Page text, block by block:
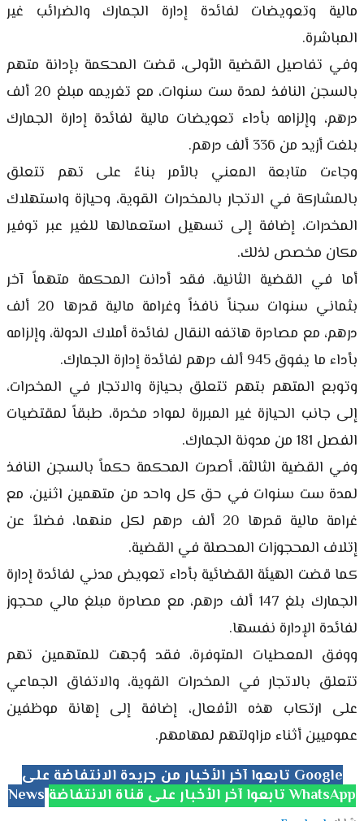
مالية وتعويضات لفائدة إدارة الجمارك والضرائب غير
المباشرة.
وفي تفاصيل القضية الأولى، قضت المحكمة بإدانة متهم
بالسجن النافذ لمدة ست سنوات، مع تغريمه مبلغ 20 ألف
درهم، وإلزامه بأداء تعويضات مالية لفائدة إدارة الجمارك
بلغت أزيد من 336 ألف درهم.
وجاءت متابعة المعني بالأمر بناءً على تهم تتعلق
بالمشاركة في الاتجار بالمخدرات القوية، وحيازة واستهلاك
المخدرات، إضافة إلى تسهيل استعمالها للغير عبر توفير
مكان مخصص لذلك.
أما في القضية الثانية، فقد أدانت المحكمة متهماً آخر
بثماني سنوات سجناً نافذاً وغرامة مالية قدرها 20 ألف
درهم، مع مصادرة هاتفه النقال لفائدة أملاك الدولة، وإلزامه
بأداء ما يفوق 945 ألف درهم لفائدة إدارة الجمارك.
وتوبع المتهم بتهم تتعلق بحيازة والاتجار في المخدرات،
إلى جانب الحيازة غير المبررة لمواد مخدرة، طبقاً لمقتضيات
الفصل 181 من مدونة الجمارك.
وفي القضية الثالثة، أصدرت المحكمة حكماً بالسجن النافذ
لمدة ست سنوات في حق كل واحد من متهمين اثنين، مع
غرامة مالية قدرها 20 ألف درهم لكل منهما، فضلاً عن
إتلاف المحجوزات المحصلة في القضية.
كما قضت الهيئة القضائية بأداء تعويض مدني لفائدة إدارة
الجمارك بلغ 147 ألف درهم، مع مصادرة مبلغ مالي محجوز
لفائدة الإدارة نفسها.
ووفق المعطيات المتوفرة، فقد وُجهت للمتهمين تهم
تتعلق بالاتجار في المخدرات القوية، والاتفاق الجماعي
على ارتكاب هذه الأفعال، إضافة إلى إهانة موظفين
عموميين أثناء مزاولتهم لمهامهم.
تابعوا آخر الأخبار من جريدة الانتفاضة على Google
News
تابعوا آخر الأخبار على قناة الانتفاضة WhatsApp